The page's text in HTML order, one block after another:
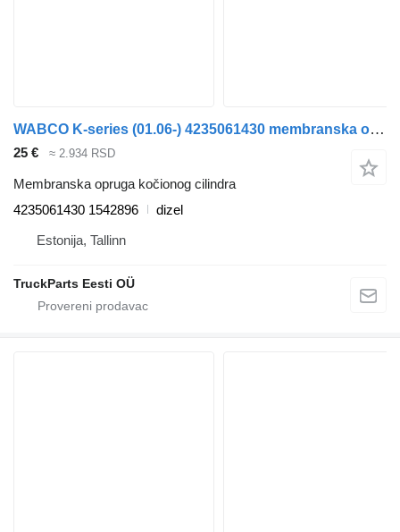
WABCO K-series (01.06-) 4235061430 membranska opruga kočionog cilindra za Scania K,N,F-series bus (2006-) autobusa
25 € ≈ 2.934 RSD
Membranska opruga kočionog cilindra
4235061430 1542896
dizel
Estonija, Tallinn
TruckParts Eesti OÜ